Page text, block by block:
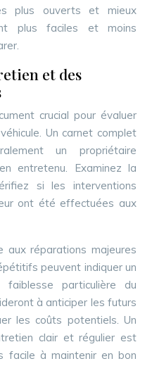
plus ouverts et mieux
plus faciles et moins
et des
crucial pour évaluer
Un carnet complet
un propriétaire
entretenu. Examinez la
si les interventions
ont été effectuées aux
aux réparations majeures
peuvent indiquer un
particulière du
à anticiper les futurs
les coûts potentiels. Un
clair et régulier est
facile à maintenir en bon